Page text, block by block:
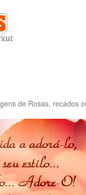
de Rosas, recados